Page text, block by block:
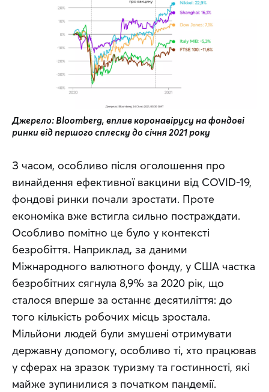
Джерело: Bloomberg, вплив коронавірусу на фондові
ринки від першого сплеску до січня 2021 року
З часом, особливо після оголошення про
винайдення ефективної вакцини від COVID-19,
фондові ринки почали зростати. Проте
економіка вже встигла сильно постраждати.
Особливо помітно це було у контексті
безробіття. Наприклад, за даними
Міжнародного валютного фонду, у США частка
безробітних сягнула 8,9% за 2020 рік, що
сталося вперше за останнє десятиліття: до
того кількість робочих місць зростала.
Мільйони людей були змушені отримувати
державну допомогу, особливо ті, хто працював
у сферах на зразок туризму та гостинності, які
майже зупинилися з початком пандемії.